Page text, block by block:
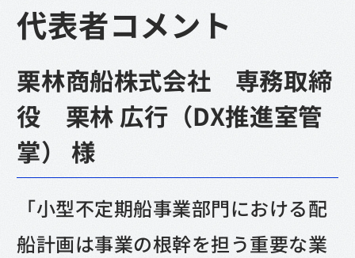
代表者コメント
栗林商船株式会社 専務取締
役 栗林 広行（DX推進室管
掌） 様
「小型不定期船事業部門における配
船計画は事業の根幹を担う重要な業